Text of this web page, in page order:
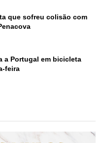
que sofreu colisão com
a Portugal em bicicleta
feira